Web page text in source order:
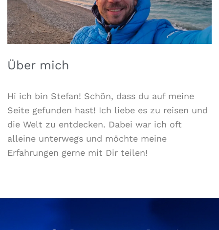
Über mich
Hi ich bin Stefan! Schön, dass du auf meine
Seite gefunden hast! Ich liebe es zu reisen und
die Welt zu entdecken. Dabei war ich oft
alleine unterwegs und möchte meine
Erfahrungen gerne mit Dir teilen!